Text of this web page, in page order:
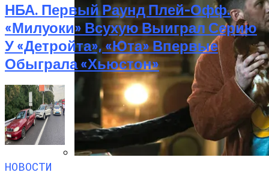
НБА. Первый Раунд Плей-Офф.
«Милуоки» Всухую Выиграл Серию
У «Детройта», «Юта» Впервые
Обыграла «Хьюстон»
НОВОСТИ